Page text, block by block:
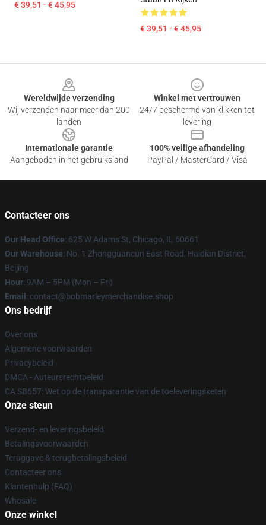
€ 39,51 - € 45,95
€ 39,51 - € 45,95
Wereldwijde verzending
Wij verzenden naar meer dan 200
landen
Winkel met vertrouwen
24/7 beschermd van klikken tot
levering
Internationale garantie
Aangeboden in het gebruiksland
100% veilige afhandeling
PayPal / MasterCard / Visa
Contacteer ons
Our Head Office: 625 W Adams St, Chicago, IL 60661
Our Warehouse: No. 1 Zhongguancun East Road, Haidian District,
Beijing
Hour: 9AM – 5PM (Mon – Fri)
Email : contact@bobmarleymerchandise.shop
Ons bedrijf
Over ons
Algemene voorwaarden
Privacybeleid
DMCA - Auteursrechtbeleid
CA SB657: Wet op de transparantie van de toeleveringsketen
Onze steun
Verzend- en leveringsbeleid
Betalingsvoorwaarden
Teruggave & terugbetalingsbeleid
Contacteer ons
Klantenhulp (FAQ)
Whosale
Onze winkel